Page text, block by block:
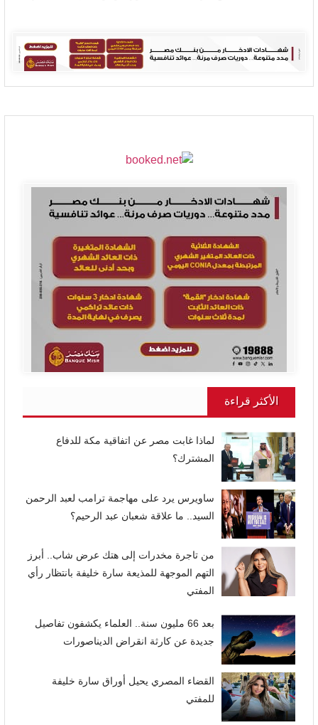
الأكثر قراءة
لماذا غابت مصر عن اتفاقية مكة للدفاع
المشترك؟
ساويرس يرد على مهاجمة ترامب لعبد الرحمن
السيد.. ما علاقة شعبان عبد الرحيم؟
من تاجرة مخدرات إلى هتك عرض شاب.. أبرز
التهم الموجهة للمذيعة سارة خليفة بانتظار رأي
المفتي
بعد 66 مليون سنة.. العلماء يكشفون تفاصيل
جديدة عن كارثة انقراض الديناصورات
القضاء المصري يحيل أوراق سارة خليفة
للمفتي